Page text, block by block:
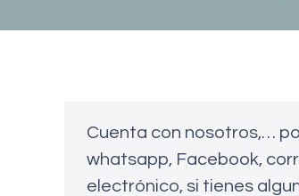
Cuenta con nosotros,…
whatsapp, Facebook,
electrónico, si tienes